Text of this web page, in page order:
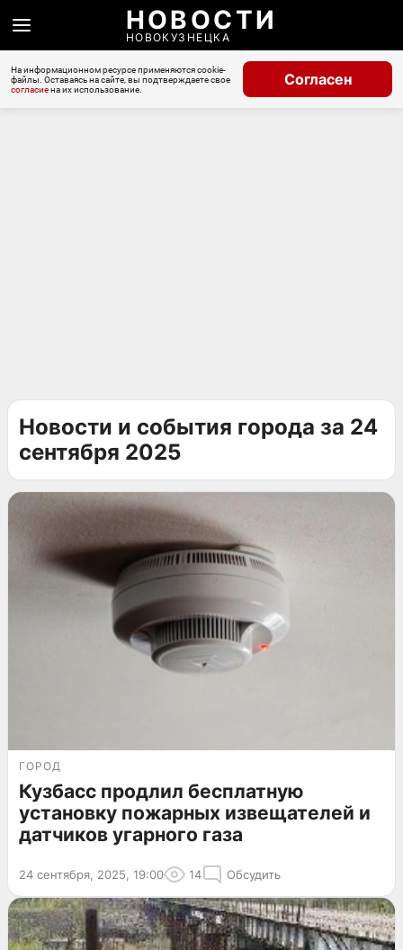
НОВОСТИ
НОВОКУЗНЕЦКА
На информационном ресурсе применяются cookie-
файлы. Оставаясь на сайте, вы подтверждаете свое
согласиена их использование.
Согласен
Новости и события города за 24
сентября 2025
ГОРОД
Кузбасс продлил бесплатную
установку пожарных извещателей и
датчиков угарного газа
24 сентября, 2025, 19:00 14 Обсудить